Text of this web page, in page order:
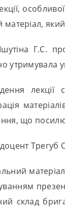
матеріал,
Г.С.
утримувала
що
Трегуб
матеріал
склад